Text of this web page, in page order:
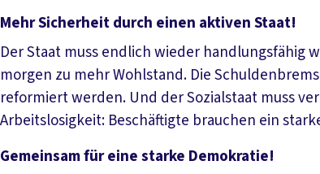
Mehr Sicherheit durch einen aktiven Staat!
Der Staat muss endlich wieder
morgen zu mehr Wohlstand. Die
reformiert werden. Und der Sozialstaat muss
Arbeitslosigkeit: Beschäftigte brauchen ein
Gemeinsam für eine starke Demokratie!